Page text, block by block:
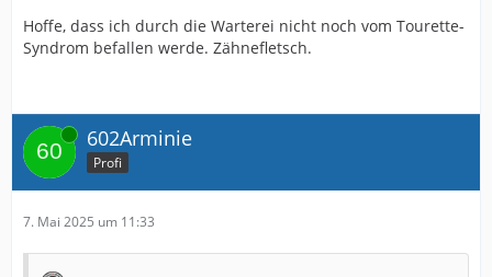
Hoffe, dass ich durch die Warterei nicht noch vom Tourette-
Syndrom befallen werde. Zähnefletsch.
Online 602Arminie
Profi
7. Mai 2025 um 11:33